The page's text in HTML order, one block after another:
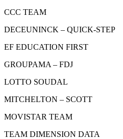
CCC TEAM
DECEUNINCK – QUICK-STEP
EF EDUCATION FIRST
GROUPAMA – FDJ
LOTTO SOUDAL
MITCHELTON – SCOTT
MOVISTAR TEAM
TEAM DIMENSION DATA